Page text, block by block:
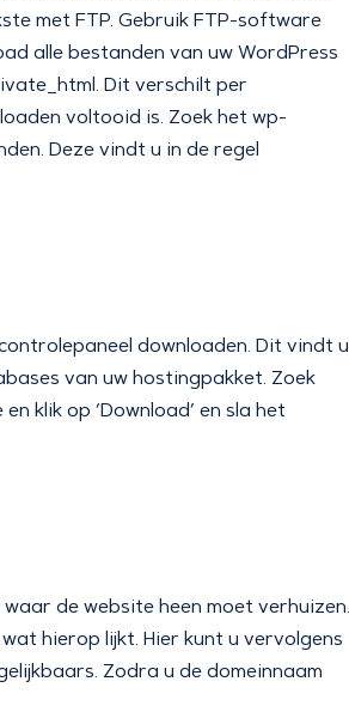
met FTP. Gebruik FTP-software
alle bestanden van uw WordPress
Dit verschilt per
voltooid is. Zoek het wp-
Deze vindt u in de regel
downloaden. Dit vindt u
van uw hostingpakket. Zoek
klik op ‘Download’ en sla het
de website heen moet verhuizen.
hierop lijkt. Hier kunt u vervolgens
Zodra u de domeinnaam